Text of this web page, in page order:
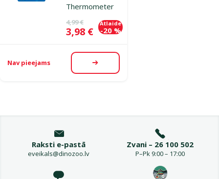
Thermometer
Oriģinālā cena
4,99 €
Cena
3,98 €
Atlaide
-20 %
Nav pieejams Apskatīt
Raksti e-pastā
eveikals@dinozoo.lv
Zvani – 26 100 502
P–Pk 9:00 – 17:00